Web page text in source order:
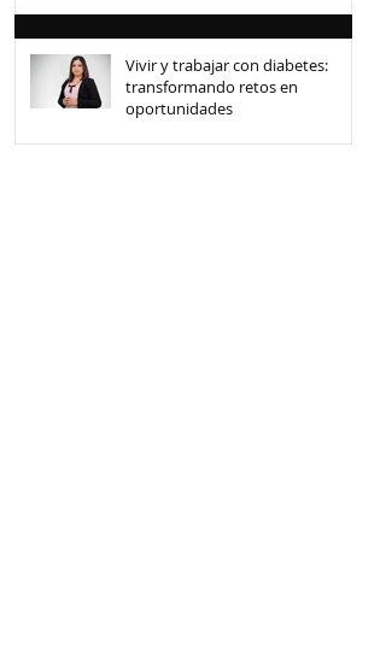
Vivir y trabajar con diabetes:
transformando retos en
oportunidades